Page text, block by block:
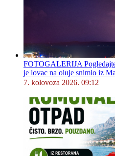
FOTOGALERIJA
je lovac na oluje snimio iz
7. kolovoza 2026. 09:12